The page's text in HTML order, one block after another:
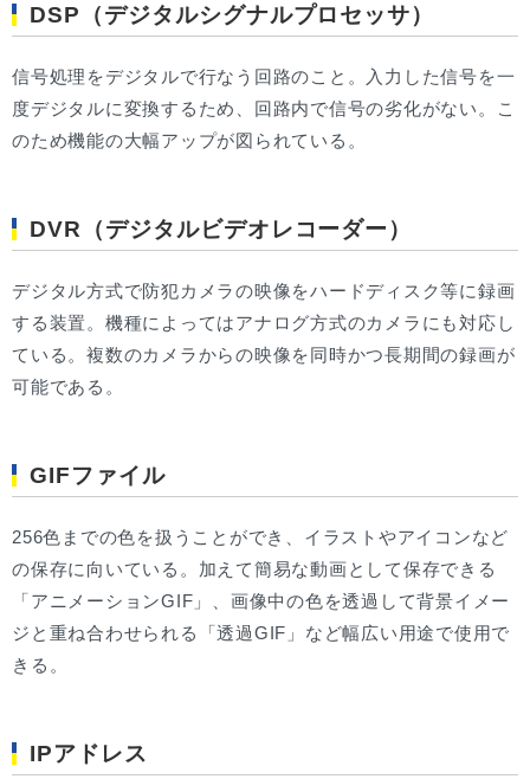
DSP（デジタルシグナルプロセッサ）
信号処理をデジタルで行なう回路のこと。入力した信号を一
度デジタルに変換するため、回路内で信号の劣化がない。こ
のため機能の大幅アップが図られている。
DVR（デジタルビデオレコーダー）
デジタル方式で防犯カメラの映像をハードディスク等に録画
する装置。機種によってはアナログ方式のカメラにも対応し
ている。複数のカメラからの映像を同時かつ長期間の録画が
可能である。
GIFファイル
256色までの色を扱うことができ、イラストやアイコンなど
の保存に向いている。加えて簡易な動画として保存できる
「アニメーションGIF」、画像中の色を透過して背景イメー
ジと重ね合わせられる「透過GIF」など幅広い用途で使用で
きる。
IPアドレス